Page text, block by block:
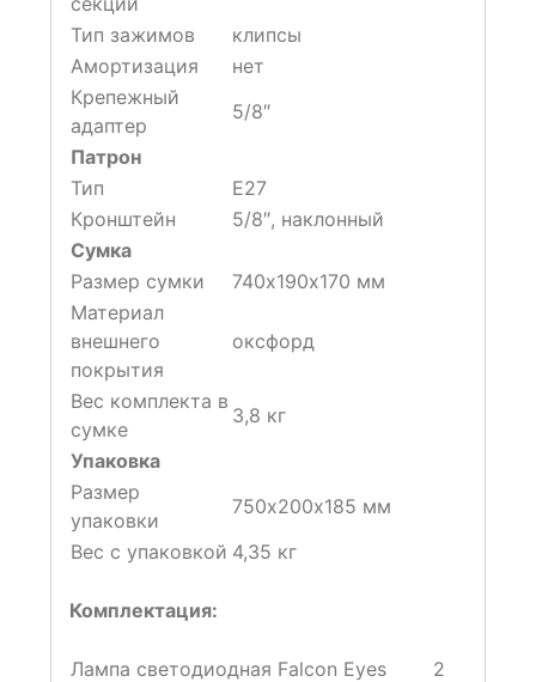
Тип зажимов
клипсы
Амортизация
нет
Крепежный
адаптер
5/8″
Патрон
Тип
Е27
Кронштейн
5/8″, наклонный
Сумка
Размер сумки
740х190х170 мм
Материал
внешнего
покрытия
оксфорд
Вес комплекта в
сумке
3,8 кг
Упаковка
Размер
упаковки
750х200х185 мм
Вес с упаковкой 4,35 кг
Комплектация:
Лампа светодиодная Falcon Eyes
2